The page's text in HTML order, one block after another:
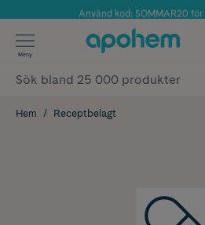
Årets Butik 2025
Använd kod: SOMMAR20
✓ Fri frakt
✓ Poäng på alla
Meny
Hem Receptbelagt